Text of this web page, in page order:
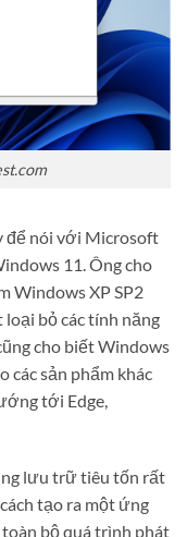
để nói với Microsoft
11. Ông cho
Windows XP SP2
loại bỏ các tính năng
cho biết Windows
các sản phẩm khác
tới Edge,
lưu trữ tiêu tốn rất
tạo ra một ứng
bộ quá trình phát